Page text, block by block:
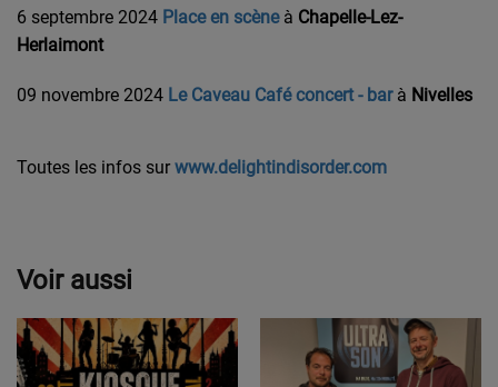
6 septembre 2024 Place en scèneà Chapelle-Lez-
Herlaimont
09 novembre 2024 Le Caveau Café concert - barà Nivelles
Toutes les infos sur www.delightindisorder.com
Voir aussi